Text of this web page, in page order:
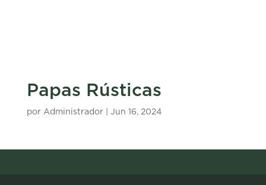
Papas Rústicas
por Administrador| Jun 16, 2024